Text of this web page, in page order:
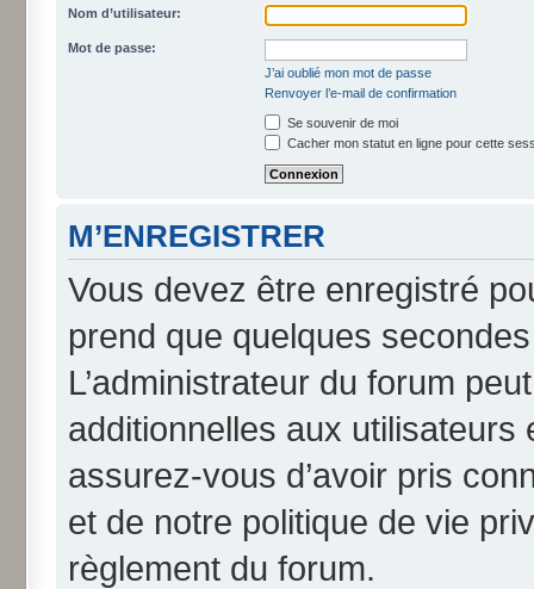
Nom d’utilisateur:
Mot de passe:
J’ai oublié mon mot de passe
Renvoyer l’e-mail de confirmation
Se souvenir de moi
Cacher mon statut en ligne pour cette
M’ENREGISTRER
Vous devez être enregistré
prend que quelques
L’administrateur du forum
additionnelles aux
assurez-vous d’avoir pris
et de notre politique de vie
règlement du forum.